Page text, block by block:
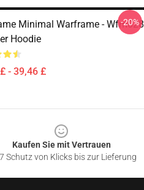
Minimal Warframe - Wfm028
Hoodie
- 39,46 £
-20%
Kaufen Sie mit Vertrauen
Schutz von Klicks bis zur Lieferung